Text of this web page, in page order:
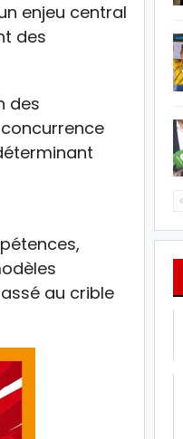
enjeu central
des
des
au crible